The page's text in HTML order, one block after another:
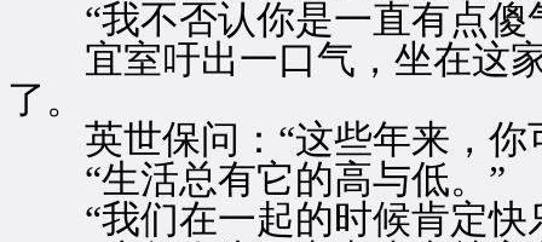
“我不否认你是一直有点傻
宜室吁出一口气，坐在这家
了。
英世保问：“这些年来，你
“生活总有它的高与低。”
“我们在一起的时候肯定快